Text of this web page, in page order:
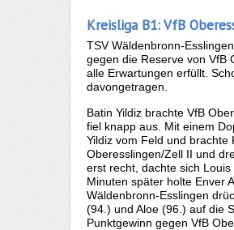
Kreisliga B1: VfB
TSV Wäldenbronn-
gegen die Reserve von VfB
alle Erwartungen erfüllt.
davongetragen.
Batin Yildiz brachte VfB
fiel knapp aus. Mit einem
Yildiz vom Feld und brachte
Oberesslingen/Zell II und
erst recht, dachte sich
Minuten später holte Enver
Wäldenbronn-Esslingen
(94.) und Aloe (96.) auf die
Punktgewinn gegen VfB